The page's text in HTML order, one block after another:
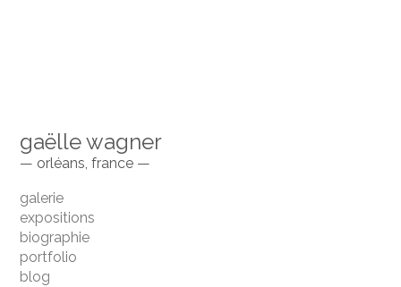
gaëlle wagner
— orléans, france —
galerie
expositions
biographie
portfolio
blog